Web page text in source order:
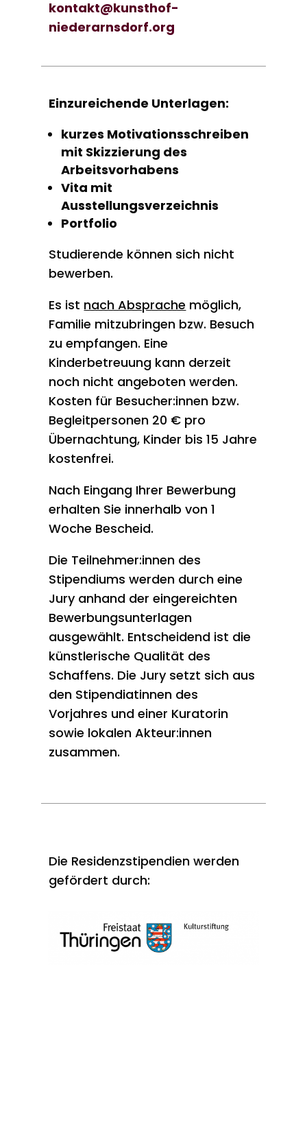
kontakt@kunsthof-
niederarnsdorf.org
Einzureichende Unterlagen:
kurzes Motivationsschreiben
mit Skizzierung des
Arbeitsvorhabens
Vita mit
Ausstellungsverzeichnis
Portfolio
Studierende können sich nicht
bewerben.
Es ist nach Absprache möglich,
Familie mitzubringen bzw. Besuch
zu empfangen. Eine
Kinderbetreuung kann derzeit
noch nicht angeboten werden.
Kosten für Besucher:innen bzw.
Begleitpersonen 20 € pro
Übernachtung, Kinder bis 15 Jahre
kostenfrei.
Nach Eingang Ihrer Bewerbung
erhalten Sie innerhalb von 1
Woche Bescheid.
Die Teilnehmer:innen des
Stipendiums werden durch eine
Jury anhand der eingereichten
Bewerbungsunterlagen
ausgewählt. Entscheidend ist die
künstlerische Qualität des
Schaffens. Die Jury setzt sich aus
den Stipendiatinnen des
Vorjahres und einer Kuratorin
sowie lokalen Akteur:innen
zusammen.
Die Residenzstipendien werden
gefördert durch: